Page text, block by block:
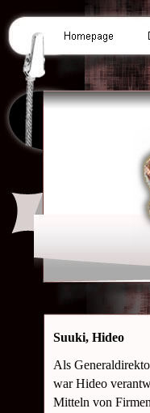
Suuki, Hideo
Als
war Hideo
Mitteln von